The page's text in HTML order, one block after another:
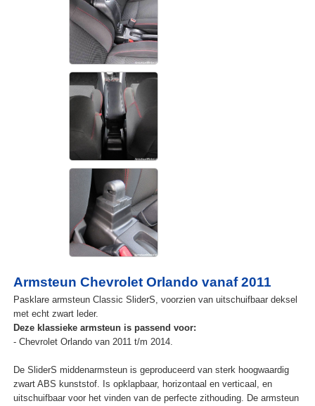
Armsteun Chevrolet Orlando vanaf 2011
Pasklare armsteun Classic SliderS, voorzien van uitschuifbaar deksel
met echt zwart leder.
Deze klassieke armsteun is passend voor:
- Chevrolet Orlando van 2011 t/m 2014.
De SliderS middenarmsteun is geproduceerd van sterk hoogwaardig
zwart ABS kunststof. Is opklapbaar, horizontaal en verticaal, en
uitschuifbaar voor het vinden van de perfecte zithouding. De armsteun